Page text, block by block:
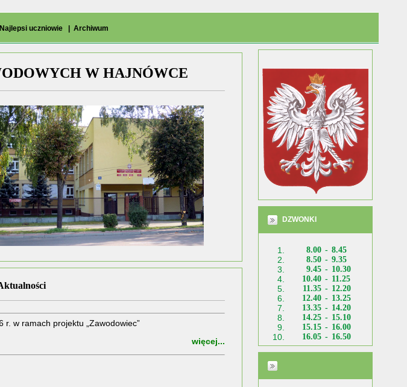
Najlepsi uczniowie Archiwum
DZWONKI
1. 8.00 - 8.45
2. 8.50 - 9.35
3. 9.45 - 10.30
4. 10.40 - 11.25
5. 11.35 - 12.20
6. 12.40 - 13.25
7. 13.35 - 14.20
8. 14.25 - 15.10
9. 15.15 - 16.00
10. 16.05 - 16.50